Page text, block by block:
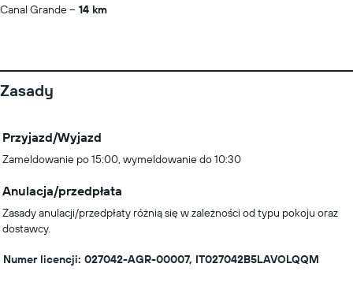
Canal Grande
14 km
Zasady
Przyjazd/Wyjazd
Zameldowanie po 15:00, wymeldowanie do 10:30
Anulacja/przedpłata
Zasady anulacji/przedpłaty różnią się w zależności od typu pokoju oraz
dostawcy.
Numer licencji: 027042-AGR-00007, IT027042B5LAVOLQQM